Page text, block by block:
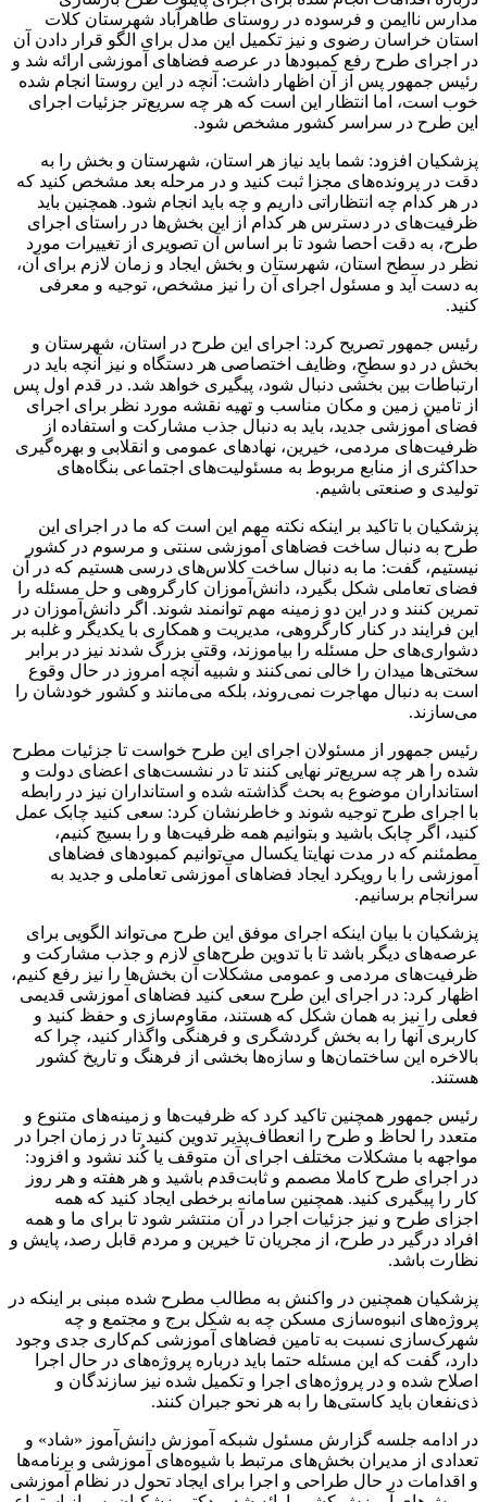
مدارس ناایمن و فرسوده در روستای طاهرآباد شهرستان کلات
استان خراسان رضوی و نیز تکمیل این مدل برای الگو قرار دادن آن
در اجرای طرح رفع کمبودها در عرصه فضاهای آموزشی ارائه شد و
رئیس جمهور پس از آن اظهار داشت: آنچه در این روستا انجام شده
خوب است، اما انتظار این است که هر چه سریع‌تر جزئیات اجرای
این طرح در سراسر کشور مشخص شود.
پزشکیان افزود: شما باید نیاز هر استان، شهرستان و بخش را به
دقت در پرونده‌های مجزا ثبت کنید و در مرحله بعد مشخص کنید که
در هر کدام چه انتظاراتی داریم و چه باید انجام شود. همچنین باید
ظرفیت‌های در دسترس هر کدام از این بخش‌ها در راستای اجرای
طرح، به دقت احصا شود تا بر اساس آن تصویری از تغییرات مورد
نظر در سطح استان، شهرستان و بخش ایجاد و زمان لازم برای آن،
به دست آید و مسئول اجرای آن را نیز مشخص، توجیه و معرفی
کنید.
رئیس جمهور تصریح کرد: اجرای این طرح در استان، شهرستان و
بخش در دو سطحِ، وظایف اختصاصی هر دستگاه و نیز آنچه باید در
ارتباطات بین بخشی دنبال شود، پیگیری خواهد شد. در قدم اول پس
از تامین زمین و مکان مناسب و تهیه نقشه مورد نظر برای اجرای
فضای آموزشی جدید، باید به دنبال جذب مشارکت و استفاده از
ظرفیت‌های مردمی، خیرین، نهادهای عمومی و انقلابی و بهره‌گیری
حداکثری از منابع مربوط به مسئولیت‌های اجتماعی بنگاه‌های
تولیدی و صنعتی باشیم.
پزشکیان با تاکید بر اینکه نکته مهم این است که ما در اجرای این
طرح به دنبال ساخت فضاهای آموزشی سنتی و مرسوم در کشور
نیستیم، گفت: ما به دنبال ساخت کلاس‌های درسی هستیم که در آن
فضای تعاملی شکل بگیرد، دانش‌آموزان کارگروهی و حل مسئله را
تمرین کنند و در این دو زمینه مهم توانمند شوند. اگر دانش‌آموزان در
این فرایند در کنار کارگروهی، مدیریت و همکاری با یکدیگر و غلبه بر
دشواری‌های حل مسئله را بیاموزند، وقتی بزرگ شدند نیز در برابر
سختی‌ها میدان را خالی نمی‌کنند و شبیه آنچه امروز در حال وقوع
است به دنبال مهاجرت نمی‌روند، بلکه می‌مانند و کشور خودشان را
می‌سازند.
رئیس جمهور از مسئولان اجرای این طرح خواست تا جزئیات مطرح
شده را هر چه سریع‌تر نهایی کنند تا در نشست‌های اعضای دولت و
استانداران موضوع به بحث گذاشته شده و استانداران نیز در رابطه
با اجرای طرح توجیه شوند و خاطرنشان کرد: سعی کنید چابک عمل
کنید، اگر چابک باشید و بتوانیم همه ظرفیت‌ها و را بسیج کنیم،
مطمئنم که در مدت نهایتا یکسال می‌توانیم کمبودهای فضاهای
آموزشی را با رویکرد ایجاد فضاهای آموزشی تعاملی و جدید به
سرانجام برسانیم.
پزشکیان با بیان اینکه اجرای موفق این طرح می‌تواند الگویی برای
عرصه‌های دیگر باشد تا با تدوین طرح‌های لازم و جذب مشارکت و
ظرفیت‌های مردمی و عمومی مشکلات آن بخش‌ها را نیز رفع کنیم،
اظهار کرد: در اجرای این طرح سعی کنید فضاهای آموزشی قدیمی
فعلی را نیز به همان شکل که هستند، مقاوم‌سازی و حفظ کنید و
کاربری آنها را به بخش گردشگری و فرهنگی واگذار کنید، چرا که
بالاخره این ساختمان‌ها و سازه‌ها بخشی از فرهنگ و تاریخ کشور
هستند.
رئیس جمهور همچنین تاکید کرد که ظرفیت‌ها و زمینه‌های متنوع و
متعدد را لحاظ و طرح را انعطاف‌پذیر تدوین کنید تا در زمان اجرا در
مواجهه با مشکلات مختلف اجرای آن متوقف یا کُند نشود و افزود:
در اجرای طرح کاملا مصمم و ثابت‌قدم باشید و هر هفته و هر روز
کار را پیگیری کنید. همچنین سامانه برخطی ایجاد کنید که همه
اجزای طرح و نیز جزئیات اجرا در آن منتشر شود تا برای ما و همه
افراد درگیر در طرح، از مجریان تا خیرین و مردم قابل رصد، پایش و
نظارت باشد.
پزشکیان همچنین در واکنش به مطالب مطرح شده مبنی بر اینکه در
پروژه‌های انبوه‌سازی مسکن چه به شکل برج و مجتمع و چه
شهرک‌سازی نسبت به تامین فضاهای آموزشی کم‌کاری جدی وجود
دارد، گفت که این مسئله حتما باید درباره پروژه‌های در حال اجرا
اصلاح شده و در پروژه‌های اجرا و تکمیل شده نیز سازندگان و
ذی‌نفعان باید کاستی‌ها را به هر نحو جبران کنند.
در ادامه جلسه گزارش مسئول شبکه آموزش دانش‌آموز «شاد» و
تعدادی از مدیران بخش‌های مرتبط با شیوه‌های آموزشی و برنامه‌ها
و اقدامات در حال طراحی و اجرا برای ایجاد تحول در نظام آموزشی